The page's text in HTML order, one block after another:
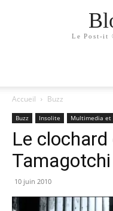
Le Post-it
Accueil Buzz
Buzz Insolite Multimedia et
Le
Tamagotchi
10 juin 2010